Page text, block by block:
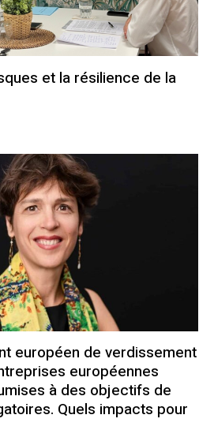
et la résilience de la
européen de verdissement
européennes
à des objectifs de
Quels impacts pour